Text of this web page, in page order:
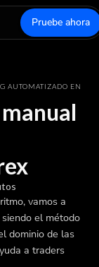
Pruebe ahora
AUTOMATIZADO EN
vamos a
el método
dominio de las
a traders